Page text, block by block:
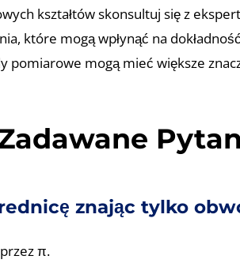
kształtów skonsultuj się z
które mogą wpłynąć na
pomiarowe mogą mieć większe
znając tylko
π.